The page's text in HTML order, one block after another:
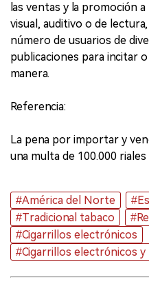
las ventas y la promoción
visual, auditivo o de
número de usuarios de
publicaciones para incitar
manera.
Referencia:
La pena por importar y
una multa de 100.000 riales
#América del Norte
#Tradicional tabaco
#Cigarrillos electrónicos
#Cigarrillos electrónicos y